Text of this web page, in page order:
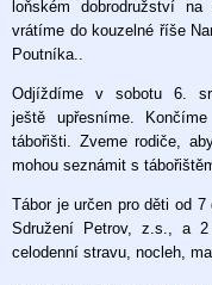
loňském dobrodružství
vrátíme do kouzelné říše
Poutníka..
Odjíždíme v sobotu 6.
ještě upřesníme.
tábořišti. Zveme rodiče,
mohou seznámit s
Tábor je určen pro děti od
Sdružení Petrov, z.s., a
celodenní stravu, nocleh,